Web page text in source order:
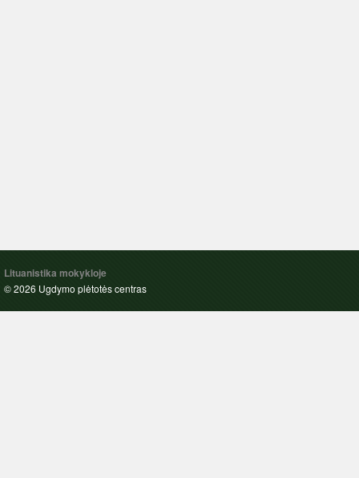
Lituanistika mokykloje
© 2026 Ugdymo plėtotės centras